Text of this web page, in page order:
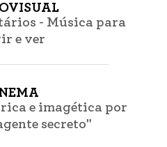
- Música para
e ver
e imagética por
secreto"